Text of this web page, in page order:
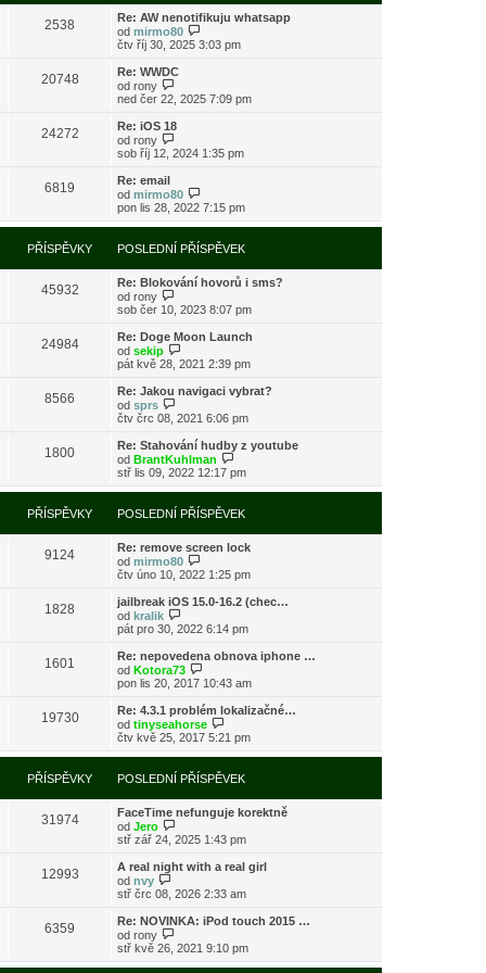
s
l
e
d
ř
í
ě
v
k
i
t
p
o
d
ř
í
p
ě
v
e
2538
Re: AW nenotifikuju whatsapp
od mirmo80
o
z
i
o
s
n
í
ř
s
p
ě
v
k
čtv říj 30, 2025 3:03 pm
20748
Re: WWDC
od rony
o
r
z
i
p
o
s
l
e
d
í
ř
s
p
ě
v
k
ned čer 22, 2025 7:09 pm
24272
Re: iOS 18
od rony
o
a
z
i
t
p
o
s
l
d
í
p
ř
í
p
ě
v
e
k
sob říj 12, 2024 1:35 pm
6819
Re: email
od mirmo80
o
r
a
z
i
t
o
l
d
í
p
ř
í
s
p
ě
v
e
pon lis 28, 2022 7:15 pm
PŘÍSPĚVKY POSLEDNÍ PŘÍSPĚVEK
45932
Re: Blokování hovorů i sms?
od rony
o
r
a
z
p
o
s
e
d
n
í
ř
p
ě
v
k
sob čer 10, 2023 8:07 pm
24984
Re: Doge Moon Launch
od sekip
o
r
z
i
t
p
o
s
l
d
í
p
ř
í
s
p
ě
v
k
pát kvě 28, 2021 2:39 pm
8566
Re: Jakou navigaci vybrat?
od sprs
o
r
a
z
i
t
p
o
s
l
e
d
í
p
ř
í
p
ě
v
k
čtv črc 08, 2021 6:06 pm
1800
Re: Stahování hudby z youtube
od BrantKuhlman
o
r
a
z
i
t
o
l
d
í
ř
í
p
v
e
stř lis 09, 2022 12:17 pm
PŘÍSPĚVKY POSLEDNÍ PŘÍSPĚVEK
9124
Re: remove screen lock
od mirmo80
o
r
z
i
p
o
s
l
e
d
n
í
ř
p
ě
v
k
čtv úno 10, 2022 1:25 pm
1828
jailbreak iOS 15.0-16.2 (chec…
od kralik
o
r
a
z
i
p
o
s
l
d
í
ř
í
p
ě
v
k
pát pro 30, 2022 6:14 pm
1601
Re: nepovedena obnova iphone …
od Kotora73
o
r
a
z
t
p
o
s
l
d
í
ř
í
s
p
ě
v
e
pon lis 20, 2017 10:43 am
19730
Re: 4.3.1 problém lokalizačné…
od tinyseahorse
o
r
a
z
i
t
o
l
d
í
ř
í
s
čtv kvě 25, 2017 5:21 pm
PŘÍSPĚVKY POSLEDNÍ PŘÍSPĚVEK
31974
FaceTime nefunguje korektně
od Jero
o
r
z
i
t
p
o
s
l
stř zář 24, 2025 1:43 pm
12993
A real night with a real girl
od nvy
o
r
a
z
t
stř črc 08, 2026 2:33 am
6359
Re: NOVINKA: iPod touch 2015 …
od rony
o
stř kvě 26, 2021 9:10 pm